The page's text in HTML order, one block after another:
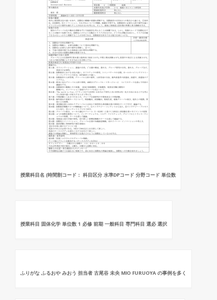
授業科目名 (時間割コード： 科目区分 水準DPコード 分野コード 単位数
授業科目 固体化学 単位数 1 必修 前期 一般科目 専門科目 選必 選択
ふりがな ふるおや みおう 担当者 古尾谷 未央 MIO FURUOYA の事例を多く